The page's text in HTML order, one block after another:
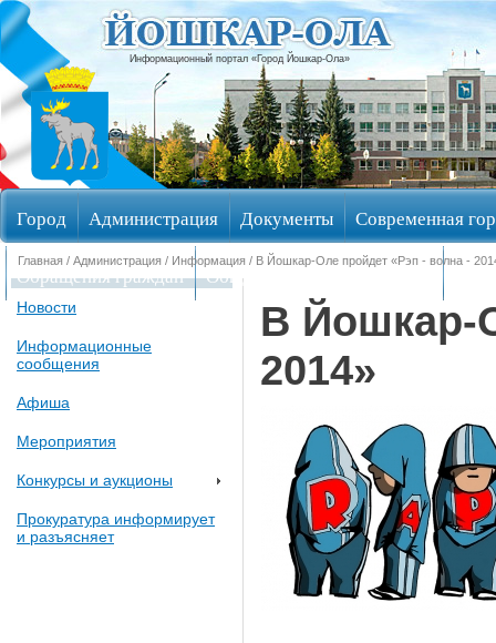
Информационный портал «Город Йошкар-Ола»
Город Администрация Документы Современная
Обращения граждан Общественные обсуждения
Главная / Администрация / Информация / В Йошкар-Оле пройдет «Рэп - волна -
Новости
Информационные
сообщения
Афиша
Мероприятия
Конкурсы и аукционы
Прокуратура информирует
и разъясняет
В Йошкар-
2014»